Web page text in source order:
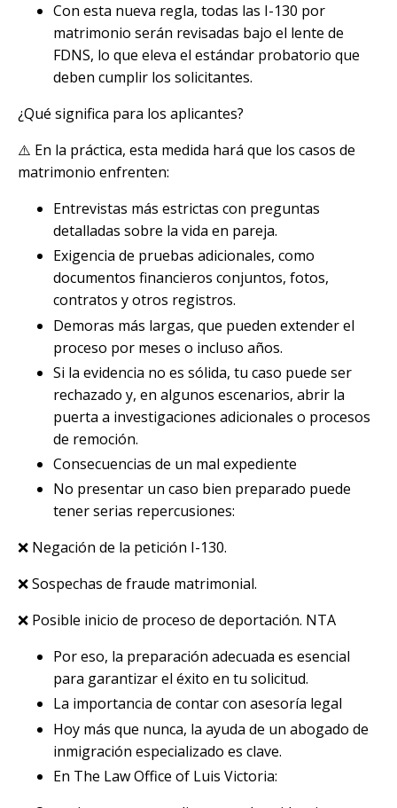
Con esta nueva regla, todas las I-130 por
matrimonio serán revisadas bajo el lente de
FDNS, lo que eleva el estándar probatorio que
deben cumplir los solicitantes.
¿Qué significa para los aplicantes?
⚠️ En la práctica, esta medida hará que los casos de
matrimonio enfrenten:
Entrevistas más estrictas con preguntas
detalladas sobre la vida en pareja.
Exigencia de pruebas adicionales, como
documentos financieros conjuntos, fotos,
contratos y otros registros.
Demoras más largas, que pueden extender el
proceso por meses o incluso años.
Si la evidencia no es sólida, tu caso puede ser
rechazado y, en algunos escenarios, abrir la
puerta a investigaciones adicionales o procesos
de remoción.
Consecuencias de un mal expediente
No presentar un caso bien preparado puede
tener serias repercusiones:
❌ Negación de la petición I-130.
❌ Sospechas de fraude matrimonial.
❌ Posible inicio de proceso de deportación. NTA
Por eso, la preparación adecuada es esencial
para garantizar el éxito en tu solicitud.
La importancia de contar con asesoría legal
Hoy más que nunca, la ayuda de un abogado de
inmigración especializado es clave.
En The Law Office of Luis Victoria: